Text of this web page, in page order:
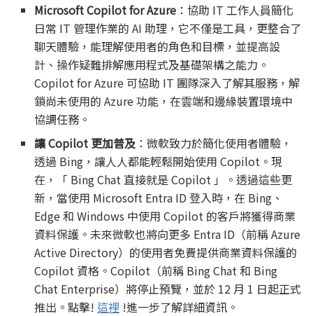
Microsoft Copilot for Azure ：協助 IT 工作人員簡化
日常 IT 管理作業的 AI 助理，它不僅是工具，更整合了
聊天體驗，能理解使用者的角色和目標，並提高設
計、操作疑難排解應用程式及基礎架構之能力。
Copilot for Azure 可協助 IT 團隊深入了解其服務，解
鎖尚未使用的 Azure 功能，在雲端和邊緣裝置環境中
協調任務。
讓 Copilot 更加普及 ：微軟致力於簡化使用者體驗，
透過 Bing，讓人人都能輕鬆開始使用 Copilot。現
在，「 Bing Chat 直接就是 Copilot 」。透過這些更
新，當使用 Microsoft Entra ID 登入時，在 Bing、
Edge 和 Windows 中使用 Copilot 的客戶將獲得商業
資料保護。未來微軟也將向更多 Entra ID（前稱 Azure
Active Directory）的使用者免費提供商業資料保護的
Copilot 資格。Copilot（前稱 Bing Chat 和 Bing
Chat Enterprise）將停止預覽，並於 12 月 1 日起正式
推出。點擊! 這裡 !進一步了解詳細資訊。